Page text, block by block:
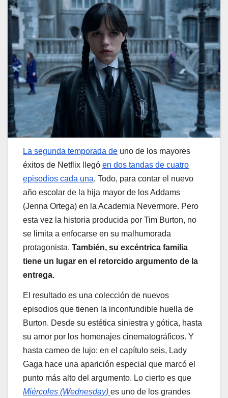
La segunda temporada de uno de los mayores
éxitos de Netflix llegó en dos tandas de cuatro
episodios cada una. Todo, para contar el nuevo
año escolar de la hija mayor de los Addams
(Jenna Ortega) en la Academia Nevermore. Pero
esta vez la historia producida por Tim Burton, no
se limita a enfocarse en su malhumorada
protagonista. También, su excéntrica familia
tiene un lugar en el retorcido argumento de la
entrega.
El resultado es una colección de nuevos
episodios que tienen la inconfundible huella de
Burton. Desde su estética siniestra y gótica, hasta
su amor por los homenajes cinematográficos. Y
hasta cameo de lujo: en el capítulo seis, Lady
Gaga hace una aparición especial que marcó el
punto más alto del argumento. Lo cierto es que
Miércoles (Wednesday) es uno de los grandes